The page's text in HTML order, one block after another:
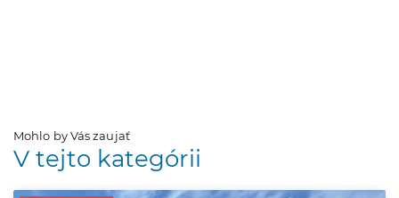
Mohlo by Vás zaujať
V tejto kategórii